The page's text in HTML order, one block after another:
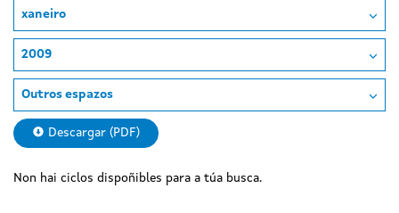
xaneiro
2009
Outros espazos
Descargar (PDF)
Non hai ciclos dispoñibles para a túa busca.